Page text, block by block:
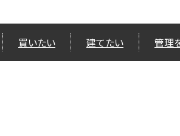
買いたい 建てたい 管理